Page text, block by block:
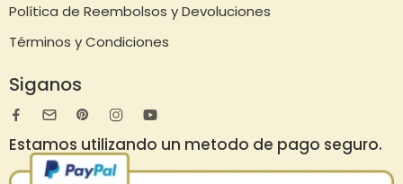
Política de Reembolsos y Devoluciones
Términos y Condiciones
Siganos
Estamos utilizando un metodo de pago seguro.